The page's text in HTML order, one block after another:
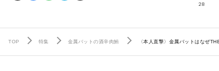
28
TOP 特集 金属バットの酒辛肉鮪 〈本人直撃〉金属バットはなぜ